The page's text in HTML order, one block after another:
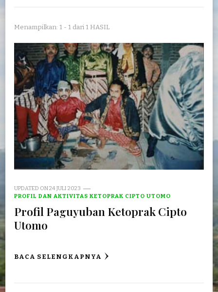
Menampilkan: 1 - 1 dari 1 HASIL
UPDATED ON24 JULI 2023
PROFIL DAN AKTIVITAS KETOPRAK CIPTO UTOMO
Profil Paguyuban Ketoprak Cipto
Utomo
BACA SELENGKAPNYA